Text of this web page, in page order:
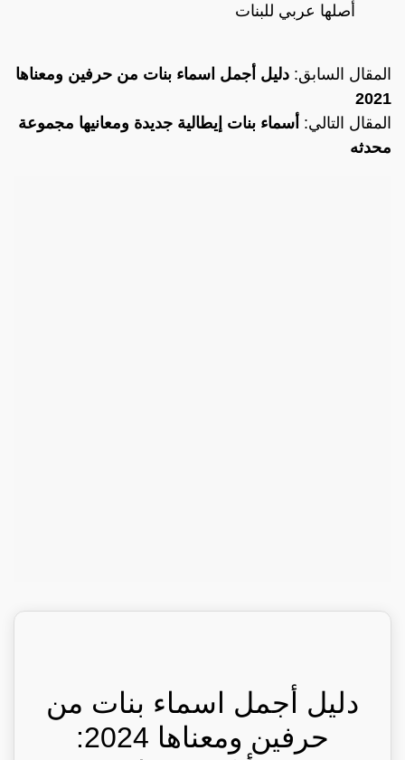
أصلها عربي للبنات
المقال السابق: دليل أجمل اسماء بنات من حرفين ومعناها
2021
المقال التالي: أسماء بنات إيطالية جديدة ومعانيها مجموعة
محدثه
دليل أجمل اسماء بنات من
حرفين ومعناها 2024: